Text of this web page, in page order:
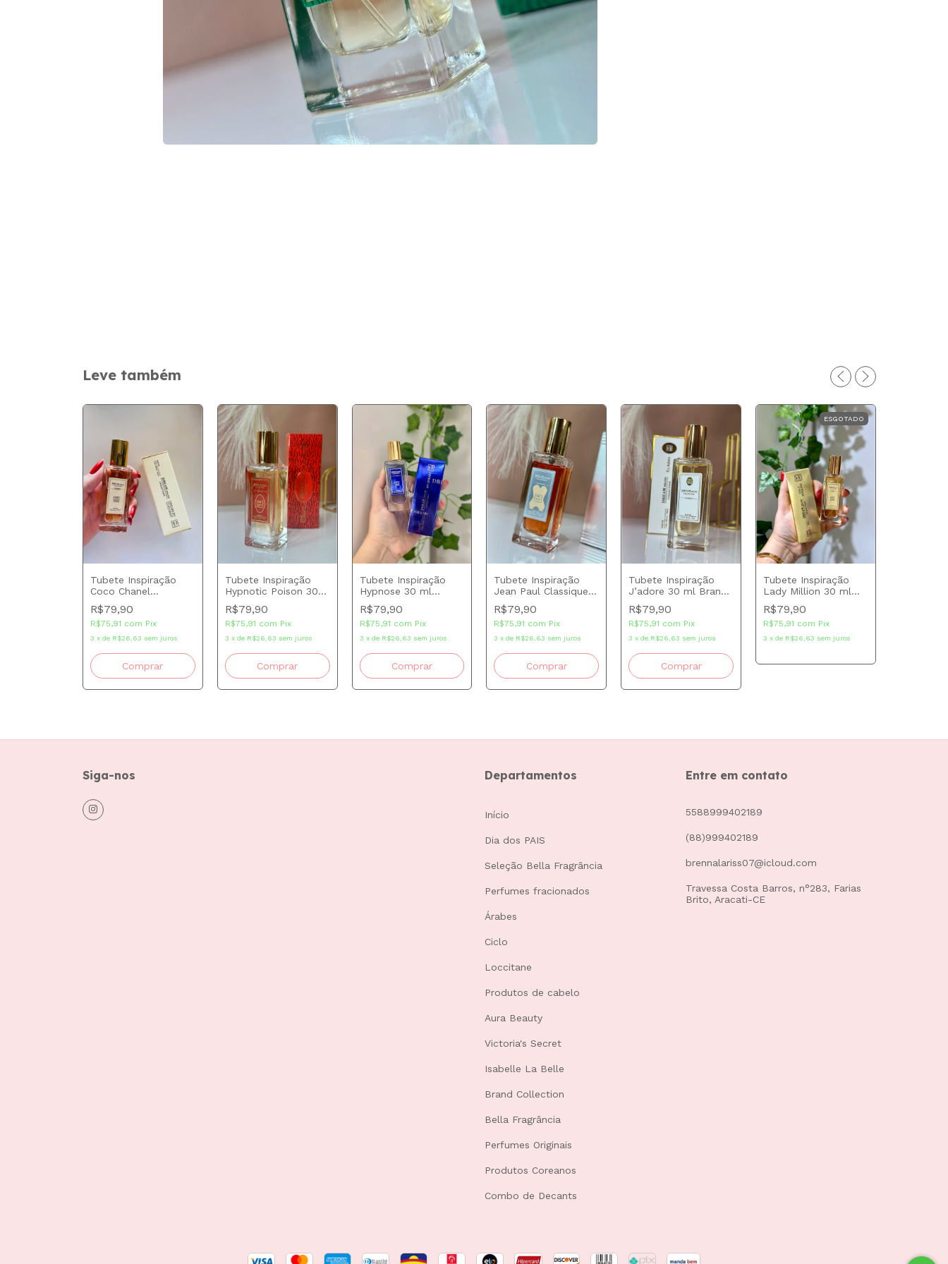
Leve também
Tubete Inspiração
Coco Chanel
Mademoiselle 30 ml
Brand Collection
R$79,90
R$75,91 com Pix
3 x de R$26,63 sem juros
Tubete Inspiração
Hypnotic Poison 30
ml Brand Collection
R$79,90
R$75,91 com Pix
3 x de R$26,63 sem juros
Tubete Inspiração
Hypnose 30 ml
Dream Brand
Collection
R$79,90
R$75,91 com Pix
3 x de R$26,63 sem juros
Tubete Inspiração
Jean Paul Classique
30 ml Brand
Collection
R$79,90
R$75,91 com Pix
3 xde R$26,63 sem juros
Tubete Inspiração
J’adore 30 ml Brand
Collection
R$79,90
R$75,91 com Pix
3 xde R$26,63 sem juros
ESGOTADO
Tubete Inspiração
Lady Million 30 ml
Brand Collection
R$79,90
R$75,91 com Pix
3 xde R$26,63 sem juros
Siga-nos Departamentos
Início
Dia dos PAIS
Seleção Bella Fragrância
Perfumes fracionados
Árabes
Ciclo
Loccitane
Produtos de cabelo
Aura Beauty
Victoria's Secret
Isabelle La Belle
Brand Collection
Bella Fragrância
Perfumes Originais
Produtos Coreanos
Combo de Decants
Entre em contato
5588999402189
(88)999402189
brennalariss07@icloud.com
Travessa Costa Barros, n°283, Farias
Brito, Aracati-CE